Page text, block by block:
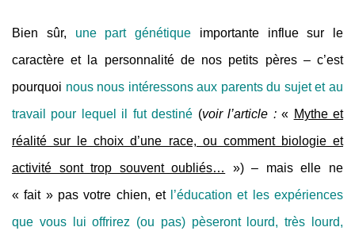
Bien sûr, une part génétique importante influe sur le
caractère et la personnalité de nos petits pères – c’est
pourquoi nous nous intéressons aux parents du sujet et au
travail pour lequel il fut destiné (voir l’article :« Mythe et
réalité sur le choix d’une race, ou comment biologie et
activité sont trop souvent oubliés…
») – mais elle ne
« fait » pas votre chien, et l’éducation et les expériences
que vous lui offrirez (ou pas) pèseront lourd, très lourd,